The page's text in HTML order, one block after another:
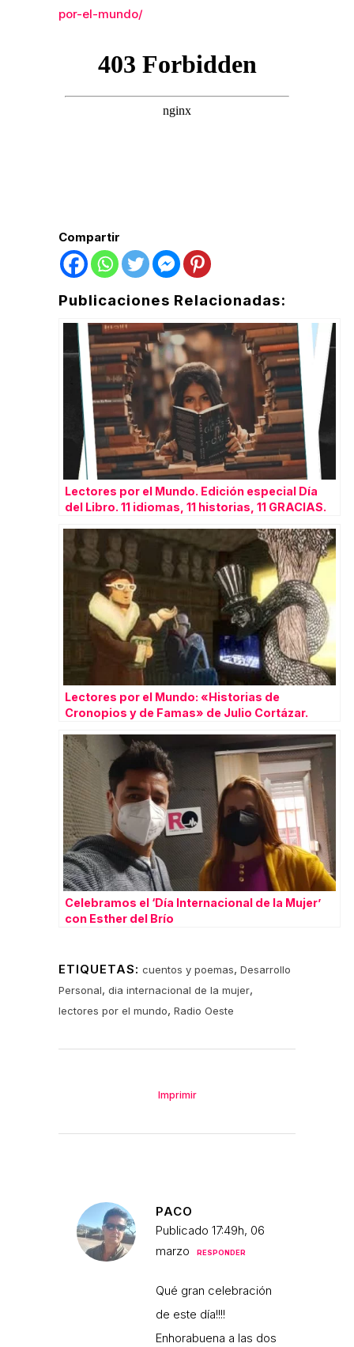
por-el-mundo/
Compartir
Publicaciones Relacionadas:
Lectores por el Mundo. Edición especial Día
del Libro. 11 idiomas, 11 historias, 11 GRACIAS.
Lectores por el Mundo: «Historias de
Cronopios y de Famas» de Julio Cortázar.
Celebramos el ‘Día Internacional de la Mujer’
con Esther del Brío
ETIQUETAS: cuentos y poemas, Desarrollo
Personal, dia internacional de la mujer,
lectores por el mundo, Radio Oeste
Imprimir
PACO
Publicado 17:49h, 06
marzo
RESPONDER
Qué gran celebración
de este día!!!!
Enhorabuena a las dos